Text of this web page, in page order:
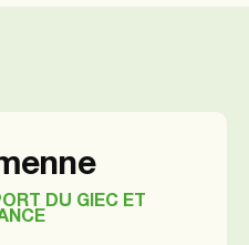
DU GIEC ET